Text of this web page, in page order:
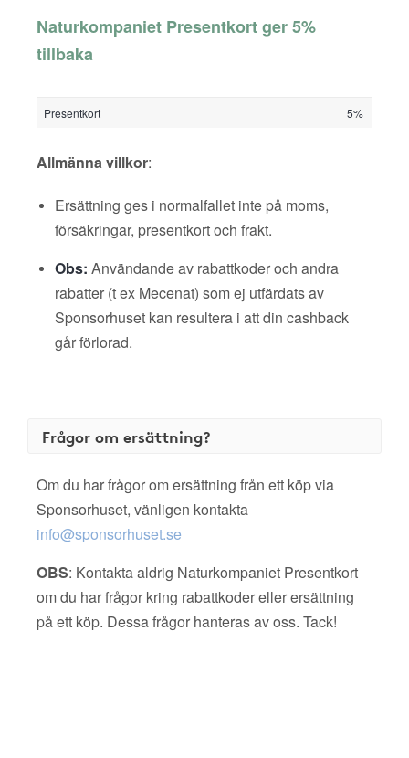
Naturkompaniet Presentkort ger 5%
tillbaka
Presentkort 5%
Allmänna villkor:
Ersättning ges i normalfallet inte på moms,
försäkringar, presentkort och frakt.
Obs: Användande av rabattkoder och andra
rabatter (t ex Mecenat) som ej utfärdats av
Sponsorhuset kan resultera i att din cashback
går förlorad.
Frågor om ersättning?
Om du har frågor om ersättning från ett köp via
Sponsorhuset, vänligen kontakta
info@sponsorhuset.se
OBS: Kontakta aldrig Naturkompaniet Presentkort
om du har frågor kring rabattkoder eller ersättning
på ett köp. Dessa frågor hanteras av oss. Tack!